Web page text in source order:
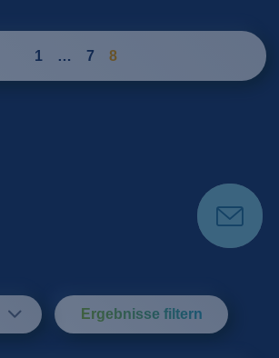
1 … 7 8
Ergebnisse filtern